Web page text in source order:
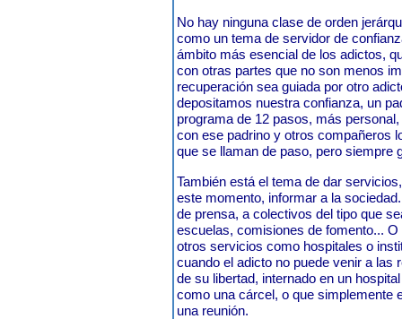
No hay ninguna clase de orden
como un tema de servidor de
ámbito más esencial de los adictos,
con otras partes que no son menos
recuperación sea guiada por otro
depositamos nuestra confianza, un
programa de 12 pasos, más
con ese padrino y otros compañeros
que se llaman de paso, pero
También está el tema de dar
este momento, informar a la
de prensa, a colectivos del tipo que
escuelas, comisiones de fomento...
otros servicios como hospitales o
cuando el adicto no puede venir a las
de su libertad, internado en un
como una cárcel, o que simplemente
una reunión.